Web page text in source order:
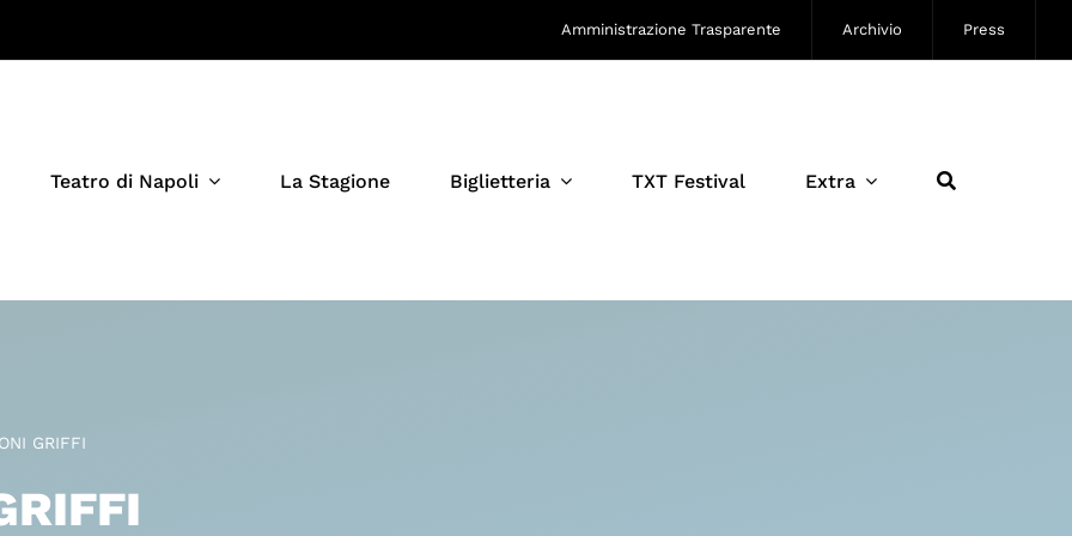
Amministrazione Trasparente Archivio Press
Teatro di Napoli La Stagione Biglietteria TXT Festival Extra
GRIFFI